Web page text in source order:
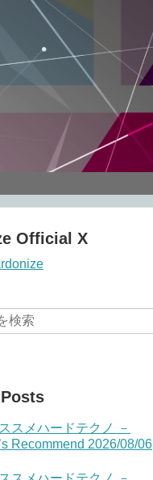
Official X
スメハードテクノ －
Recommend 2026/08/06